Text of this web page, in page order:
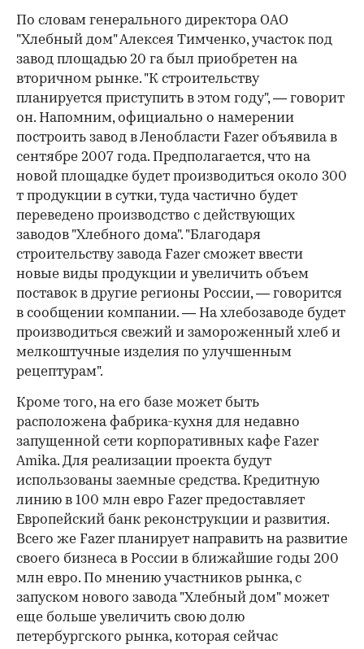
По словам генерального директора ОАО
"Хлебный дом" Алексея Тимченко, участок под
завод площадью 20 га был приобретен на
вторичном рынке. "К строительству
планируется приступить в этом году", — говорит
он. Напомним, официально о намерении
построить завод в Ленобласти Fazer объявила в
сентябре 2007 года. Предполагается, что на
новой площадке будет производиться около 300
т продукции в сутки, туда частично будет
переведено производство с действующих
заводов "Хлебного дома". "Благодаря
строительству завода Fazer сможет ввести
новые виды продукции и увеличить объем
поставок в другие регионы России, — говорится
в сообщении компании. — На хлебозаводе будет
производиться свежий и замороженный хлеб и
мелкоштучные изделия по улучшенным
рецептурам".
Кроме того, на его базе может быть
расположена фабрика-кухня для недавно
запущенной сети корпоративных кафе Fazer
Amika. Для реализации проекта будут
использованы заемные средства. Кредитную
линию в 100 млн евро Fazer предоставляет
Европейский банк реконструкции и развития.
Всего же Fazer планирует направить на развитие
своего бизнеса в России в ближайшие годы 200
млн евро. По мнению участников рынка, с
запуском нового завода "Хлебный дом" может
еще больше увеличить свою долю
петербургского рынка, которая сейчас